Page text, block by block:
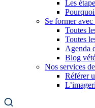
Les
Pourquoi
Se former avec
Toutes
Toutes
Agenda
Blog
Nos services
Référer